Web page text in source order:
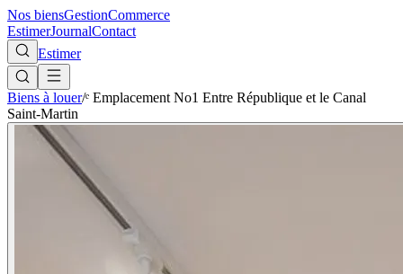
Nos biensGestionCommerce
EstimerJournalContact
Estimer
Biens à louer/ᵉ Emplacement No1 Entre République et le Canal
Saint-Martin